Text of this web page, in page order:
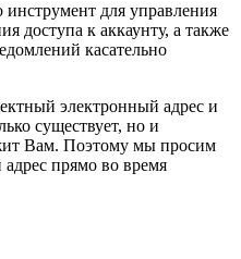
для управления
доступа к аккаунту, а также
касательно
электронный адрес и
существует, но и
Вам. Поэтому мы просим
прямо во время